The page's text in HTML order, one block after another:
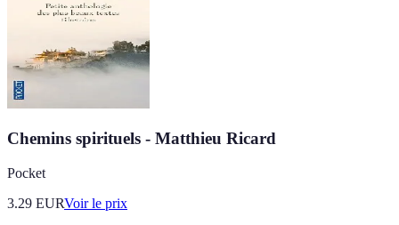
Chemins spirituels - Matthieu Ricard
Pocket
3.29 EURVoir le prix